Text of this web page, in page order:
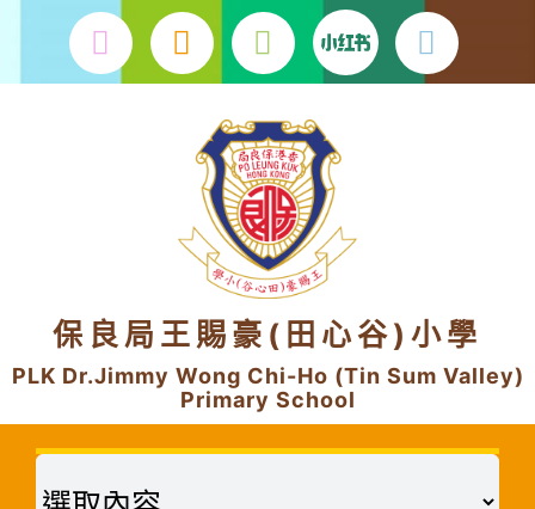
content
保良局王賜豪(田心谷)小學
PLK Dr.Jimmy Wong Chi-Ho (Tin Sum Valley)
Primary School